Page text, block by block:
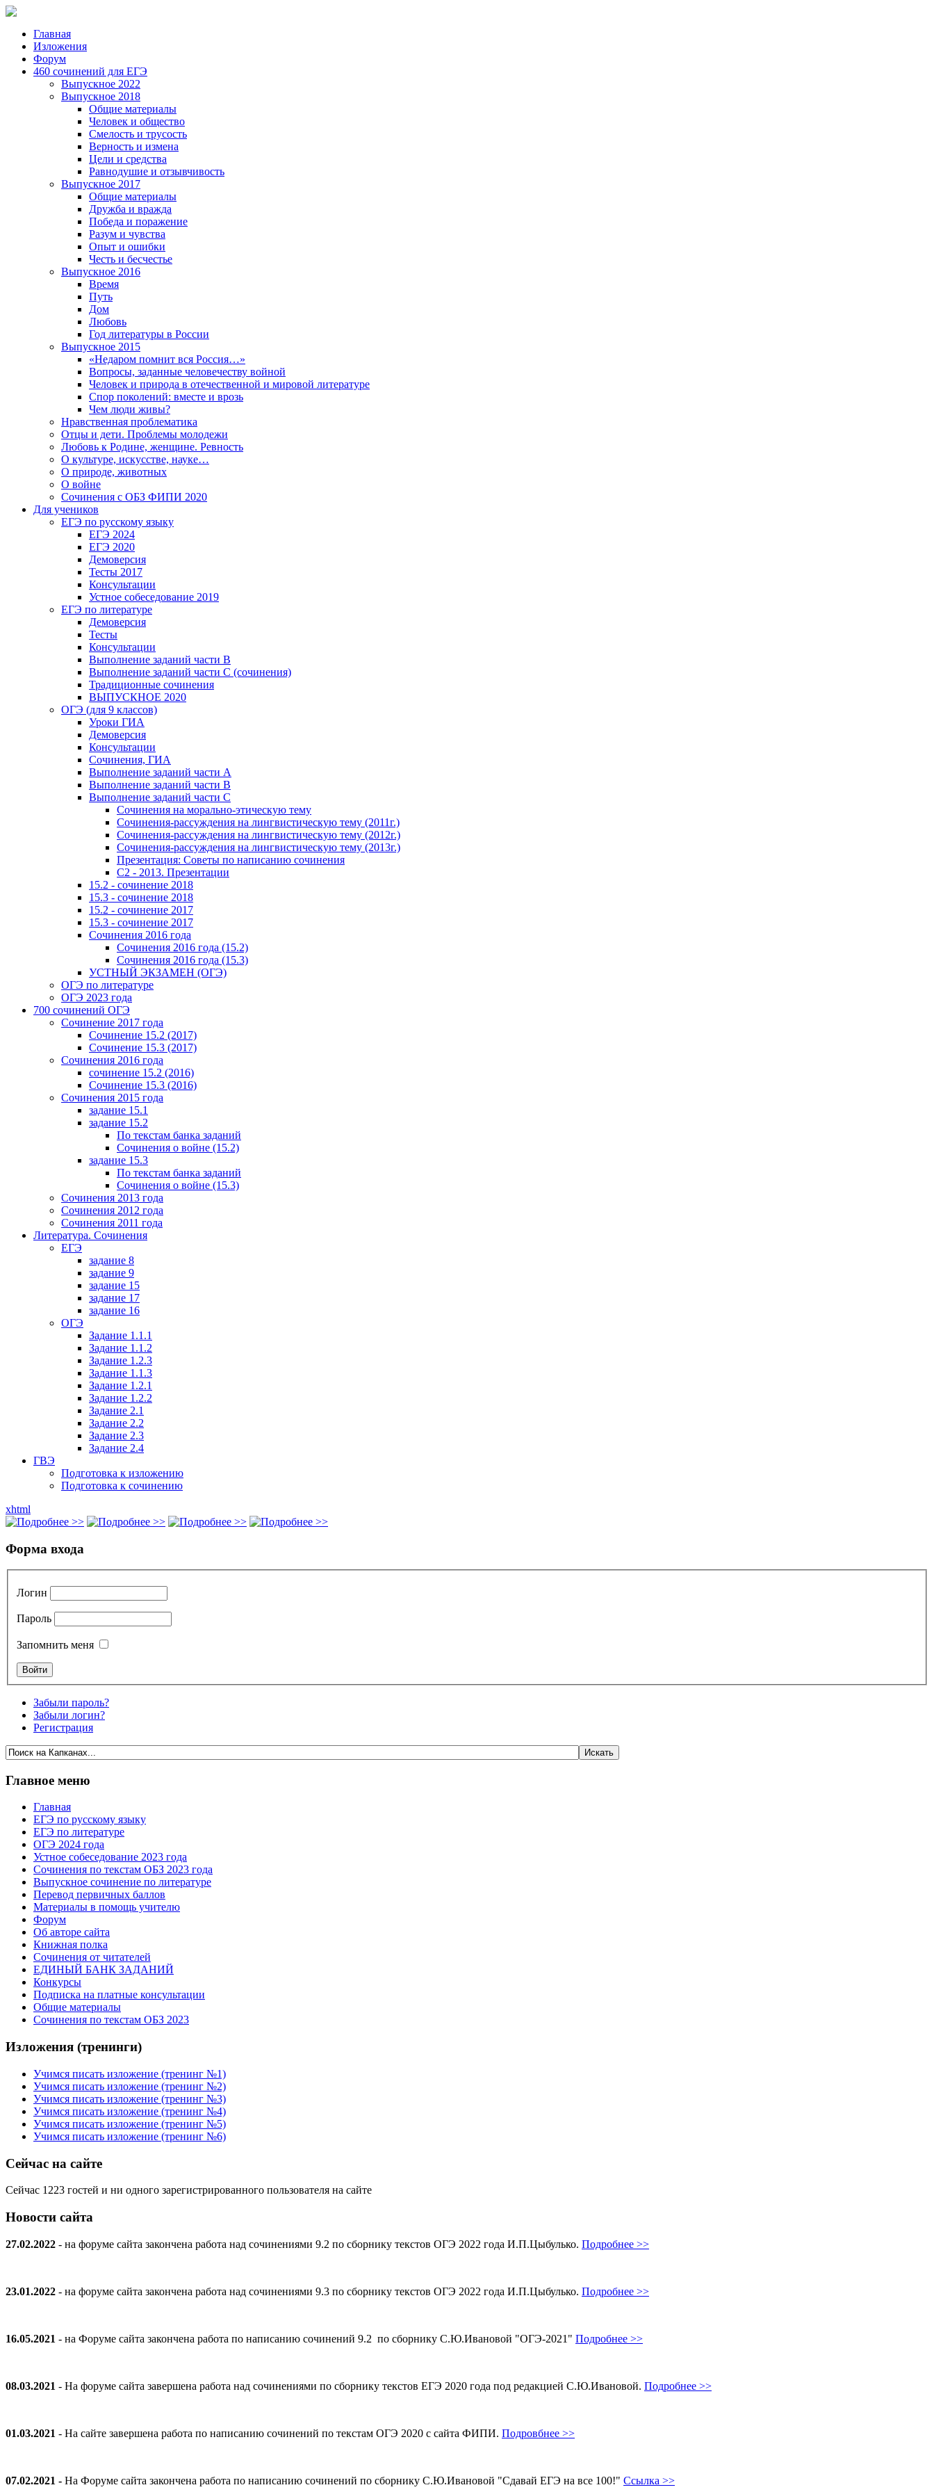
Главная
Изложения
Форум
460 сочинений для ЕГЭ
Выпускное 2022
Выпускное 2018
Общие материалы
Человек и общество
Смелость и трусость
Верность и измена
Цели и средства
Равнодушие и отзывчивость
Выпускное 2017
Общие материалы
Дружба и вражда
Победа и поражение
Разум и чувства
Опыт и ошибки
Честь и бесчестье
Выпускное 2016
Время
Путь
Дом
Любовь
Год литературы в России
Выпускное 2015
«Недаром помнит вся Россия…»
Вопросы, заданные человечеству войной
Человек и природа в отечественной и мировой литературе
Спор поколений: вместе и врозь
Чем люди живы?
Нравственная проблематика
Отцы и дети. Проблемы молодежи
Любовь к Родине, женщине. Ревность
О культуре, искусстве, науке…
О природе, животных
О войне
Сочинения с ОБЗ ФИПИ 2020
Для учеников
ЕГЭ по русскому языку
ЕГЭ 2024
ЕГЭ 2020
Демоверсия
Тесты 2017
Консультации
Устное собеседование 2019
ЕГЭ по литературе
Демоверсия
Тесты
Консультации
Выполнение заданий части В
Выполнение заданий части С (сочинения)
Традиционные сочинения
ВЫПУСКНОЕ 2020
ОГЭ (для 9 классов)
Уроки ГИА
Демоверсия
Консультации
Сочинения, ГИА
Выполнение заданий части А
Выполнение заданий части В
Выполнение заданий части С
Сочинения на морально-этическую тему
Сочинения-рассуждения на лингвистическую тему (2011г.)
Сочинения-рассуждения на лингвистическую тему (2012г.)
Сочинения-рассуждения на лингвистическую тему (2013г.)
Презентация: Советы по написанию сочинения
C2 - 2013. Презентации
15.2 - сочинение 2018
15.3 - сочинение 2018
15.2 - сочинение 2017
15.3 - сочинение 2017
Сочинения 2016 года
Сочинения 2016 года (15.2)
Сочинения 2016 года (15.3)
УСТНЫЙ ЭКЗАМЕН (ОГЭ)
ОГЭ по литературе
ОГЭ 2023 года
700 cочинений ОГЭ
Сочинение 2017 года
Сочинение 15.2 (2017)
Сочинение 15.3 (2017)
Сочинения 2016 года
сочинение 15.2 (2016)
Сочинение 15.3 (2016)
Сочинения 2015 года
задание 15.1
задание 15.2
По текстам банка заданий
Сочинения о войне (15.2)
задание 15.3
По текстам банка заданий
Сочинения о войне (15.3)
Сочинения 2013 года
Сочинения 2012 года
Сочинения 2011 года
Литература. Сочинения
ЕГЭ
задание 8
задание 9
задание 15
задание 17
задание 16
ОГЭ
Задание 1.1.1
Задание 1.1.2
Задание 1.2.3
Задание 1.1.3
Задание 1.2.1
Задание 1.2.2
Задание 2.1
Задание 2.2
Задание 2.3
Задание 2.4
ГВЭ
Подготовка к изложению
Подготовка к сочинению
xhtml
Форма входа
Логин
Пароль
Запомнить меня
Забыли пароль?
Забыли логин?
Регистрация
Главное меню
Главная
ЕГЭ по русскому языку
ЕГЭ по литературе
ОГЭ 2024 года
Устное собеседование 2023 года
Сочинения по текстам ОБЗ 2023 года
Выпускное сочинение по литературе
Перевод первичных баллов
Материалы в помощь учителю
Форум
Об авторе сайта
Книжная полка
Cочинения от читателей
ЕДИНЫЙ БАНК ЗАДАНИЙ
Конкурсы
Подписка на платные консультации
Общие материалы
Сочинения по текстам ОБЗ 2023
Изложения (тренинги)
Учимся писать изложение (тренинг №1)
Учимся писать изложение (тренинг №2)
Учимся писать изложение (тренинг №3)
Учимся писать изложение (тренинг №4)
Учимся писать изложение (тренинг №5)
Учимся писать изложение (тренинг №6)
Сейчас на сайте
Сейчас 1223 гостей и ни одного зарегистрированного пользователя на сайте
Новости сайта
27.02.2022 - на форуме сайта закончена работа над сочинениями 9.2 по сборнику текстов ОГЭ 2022 года И.П.Цыбулько. Подробнее >>
23.01.2022 - на форуме сайта закончена работа над сочинениями 9.3 по сборнику текстов ОГЭ 2022 года И.П.Цыбулько. Подробнее >>
16.05.2021 - на Форуме сайта закончена работа по написанию сочинений 9.2 по сборнику С.Ю.Ивановой "ОГЭ-2021" Подробнее >>
08.03.2021 - На форуме сайта завершена работа над сочинениями по сборнику текстов ЕГЭ 2020 года под редакцией С.Ю.Ивановой. Подробнее >>
01.03.2021 - На сайте завершена работа по написанию сочинений по текстам ОГЭ 2020 с сайта ФИПИ. Подровбнее >>
07.02.2021 - На Форуме сайта закончена работа по написанию сочинений по сборнику С.Ю.Ивановой "Сдавай ЕГЭ на все 100!" Ссылка >>